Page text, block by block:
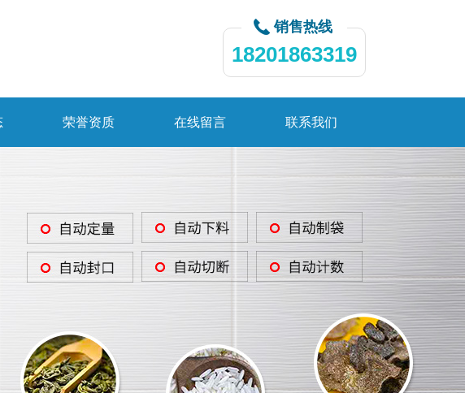
销售热线
18201863319
荣誉资质 在线留言 联系我们